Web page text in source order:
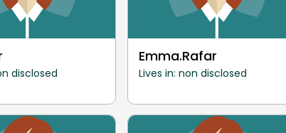
disclosed
Emma.Rafar
Lives in: non disclosed